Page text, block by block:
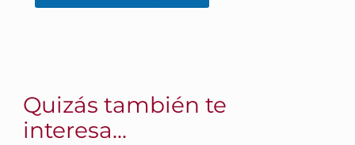
Quizás también te
interesa...